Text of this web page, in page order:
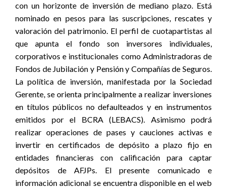
con un horizonte de inversión de mediano plazo. Está
nominado en pesos para las suscripciones, rescates y
valoración del patrimonio. El perfil de cuotapartistas al
que apunta el fondo son inversores individuales,
corporativos e institucionales como Administradoras de
Fondos de Jubilación y Pensión y Compañías de Seguros.
La política de inversión, manifestada por la Sociedad
Gerente, se orienta principalmente a realizar inversiones
en títulos públicos no defaulteados y en instrumentos
emitidos por el BCRA (LEBACS). Asimismo podrá
realizar operaciones de pases y cauciones activas e
invertir en certificados de depósito a plazo fijo en
entidades financieras con calificación para captar
depósitos de AFJPs. El presente comunicado e
información adicional se encuentra disponible en el web